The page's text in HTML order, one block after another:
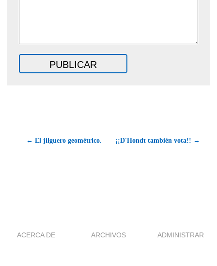
← El jilguero geométrico. ¡¡D'Hondt también vota!! →
ACERCA DE ARCHIVOS ADMINISTRAR